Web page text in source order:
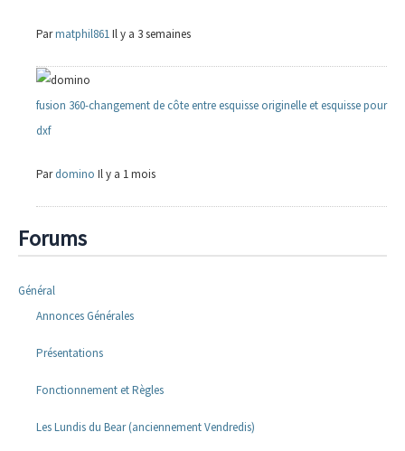
Parmatphil861Il y a 3 semaines
fusion 360-changement de côte entre esquisse originelle et esquisse pour
dxf
Pardomino Il y a 1 mois
Forums
Général
Annonces Générales
Présentations
Fonctionnement et Règles
Les Lundis du Bear (anciennement Vendredis)